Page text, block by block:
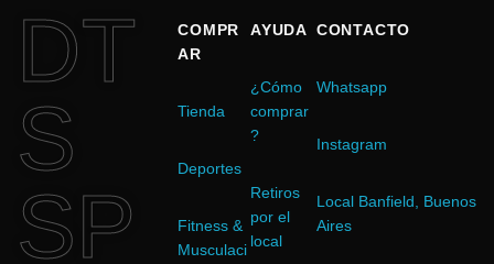
DT
S
SP
COMPR
AR
Tienda
Deportes
Fitness &
Musculaci
AYUDA
¿Cómo
comprar
?
Retiros
por el
local
CONTACTO
Whatsapp
Instagram
Local Banfield, Buenos
Aires